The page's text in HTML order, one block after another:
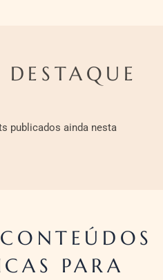
publicados ainda nesta
PARA